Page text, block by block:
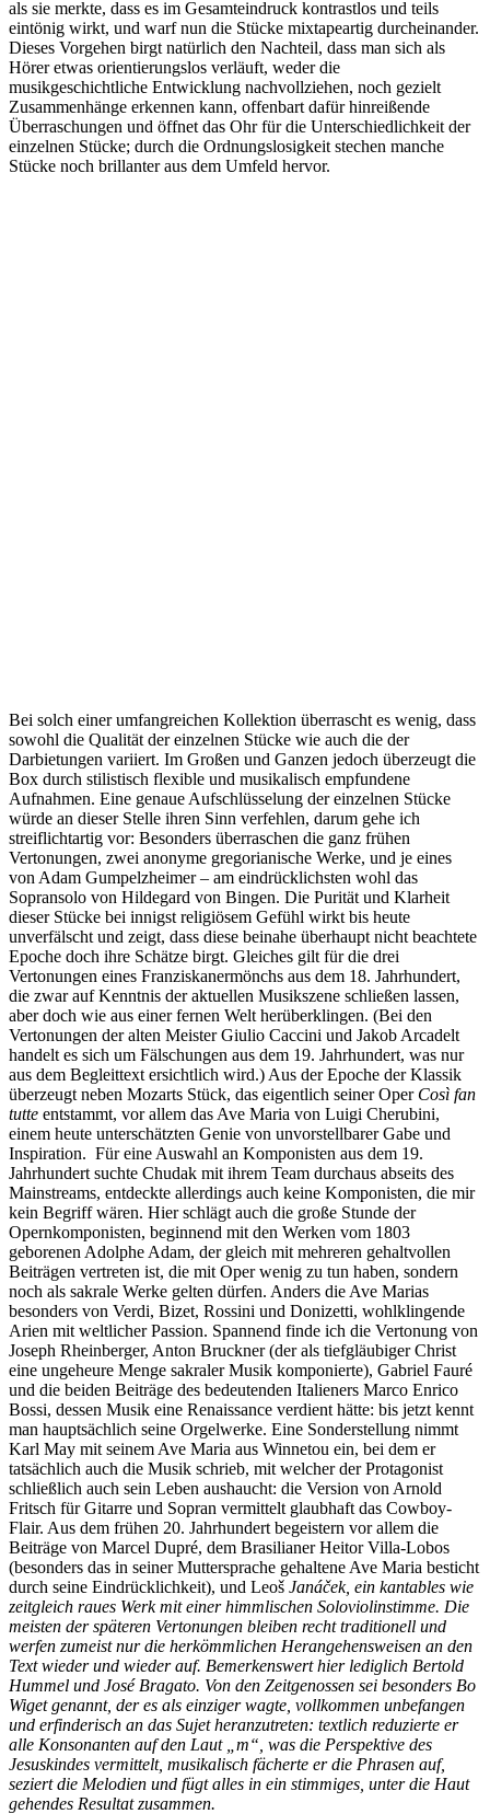
als sie merkte, dass es im Gesamteindruck kontrastlos und teils
eintönig wirkt, und warf nun die Stücke mixtapeartig durcheinander.
Dieses Vorgehen birgt natürlich den Nachteil, dass man sich als
Hörer etwas orientierungslos verläuft, weder die
musikgeschichtliche Entwicklung nachvollziehen, noch gezielt
Zusammenhänge erkennen kann, offenbart dafür hinreißende
Überraschungen und öffnet das Ohr für die Unterschiedlichkeit der
einzelnen Stücke; durch die Ordnungslosigkeit stechen manche
Stücke noch brillanter aus dem Umfeld hervor.
Bei solch einer umfangreichen Kollektion überrascht es wenig, dass
sowohl die Qualität der einzelnen Stücke wie auch die der
Darbietungen variiert. Im Großen und Ganzen jedoch überzeugt die
Box durch stilistisch flexible und musikalisch empfundene
Aufnahmen. Eine genaue Aufschlüsselung der einzelnen Stücke
würde an dieser Stelle ihren Sinn verfehlen, darum gehe ich
streiflichtartig vor: Besonders überraschen die ganz frühen
Vertonungen, zwei anonyme gregorianische Werke, und je eines
von Adam Gumpelzheimer – am eindrücklichsten wohl das
Sopransolo von Hildegard von Bingen. Die Purität und Klarheit
dieser Stücke bei innigst religiösem Gefühl wirkt bis heute
unverfälscht und zeigt, dass diese beinahe überhaupt nicht beachtete
Epoche doch ihre Schätze birgt. Gleiches gilt für die drei
Vertonungen eines Franziskanermönchs aus dem 18. Jahrhundert,
die zwar auf Kenntnis der aktuellen Musikszene schließen lassen,
aber doch wie aus einer fernen Welt herüberklingen. (Bei den
Vertonungen der alten Meister Giulio Caccini und Jakob Arcadelt
handelt es sich um Fälschungen aus dem 19. Jahrhundert, was nur
aus dem Begleittext ersichtlich wird.) Aus der Epoche der Klassik
überzeugt neben Mozarts Stück, das eigentlich seiner Oper Così fan
tutte entstammt, vor allem das Ave Maria von Luigi Cherubini,
einem heute unterschätzten Genie von unvorstellbarer Gabe und
Inspiration. Für eine Auswahl an Komponisten aus dem 19.
Jahrhundert suchte Chudak mit ihrem Team durchaus abseits des
Mainstreams, entdeckte allerdings auch keine Komponisten, die mir
kein Begriff wären. Hier schlägt auch die große Stunde der
Opernkomponisten, beginnend mit den Werken vom 1803
geborenen Adolphe Adam, der gleich mit mehreren gehaltvollen
Beiträgen vertreten ist, die mit Oper wenig zu tun haben, sondern
noch als sakrale Werke gelten dürfen. Anders die Ave Marias
besonders von Verdi, Bizet, Rossini und Donizetti, wohlklingende
Arien mit weltlicher Passion. Spannend finde ich die Vertonung von
Joseph Rheinberger, Anton Bruckner (der als tiefgläubiger Christ
eine ungeheure Menge sakraler Musik komponierte), Gabriel Fauré
und die beiden Beiträge des bedeutenden Italieners Marco Enrico
Bossi, dessen Musik eine Renaissance verdient hätte: bis jetzt kennt
man hauptsächlich seine Orgelwerke. Eine Sonderstellung nimmt
Karl May mit seinem Ave Maria aus Winnetou ein, bei dem er
tatsächlich auch die Musik schrieb, mit welcher der Protagonist
schließlich auch sein Leben aushaucht: die Version von Arnold
Fritsch für Gitarre und Sopran vermittelt glaubhaft das Cowboy-
Flair. Aus dem frühen 20. Jahrhundert begeistern vor allem die
Beiträge von Marcel Dupré, dem Brasilianer Heitor Villa-Lobos
(besonders das in seiner Muttersprache gehaltene Ave Maria besticht
durch seine Eindrücklichkeit), und Leoš Janáček, ein kantables wie
zeitgleich raues Werk mit einer himmlischen Soloviolinstimme. Die
meisten der späteren Vertonungen bleiben recht traditionell und
werfen zumeist nur die herkömmlichen Herangehensweisen an den
Text wieder und wieder auf. Bemerkenswert hier lediglich Bertold
Hummel und José Bragato. Von den Zeitgenossen sei besonders Bo
Wiget genannt, der es als einziger wagte, vollkommen unbefangen
und erfinderisch an das Sujet heranzutreten: textlich reduzierte er
alle Konsonanten auf den Laut „m“, was die Perspektive des
Jesuskindes vermittelt, musikalisch fächerte er die Phrasen auf,
seziert die Melodien und fügt alles in ein stimmiges, unter die Haut
gehendes Resultat zusammen.